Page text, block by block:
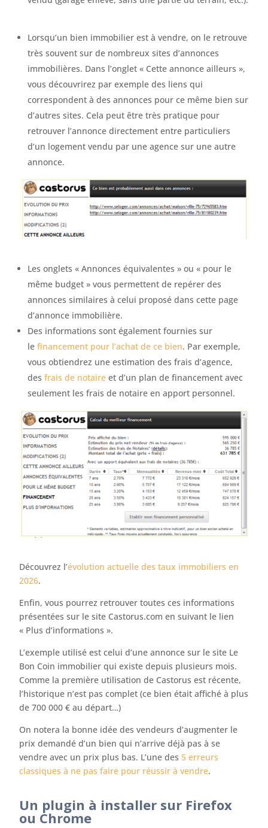
Lorsqu’un bien immobilier est à vendre, on le retrouve
très souvent sur de nombreux sites d’annonces
immobilières. Dans l’onglet « Cette annonce ailleurs »,
vous découvrirez par exemple des liens qui
correspondent à des annonces pour ce même bien sur
d’autres sites. Cela peut être très pratique pour
retrouver l’annonce directement entre particuliers
d’un logement vendu par une agence sur une autre
annonce.
Les onglets « Annonces équivalentes » ou « pour le
même budget » vous permettent de repérer des
annonces similaires à celui proposé dans cette page
d’annonce immobilière.
Des informations sont également fournies sur
lefinancement pour l’achat de ce bien. Par exemple,
vous obtiendrez une estimation des frais d’agence,
desfrais de notaire et d’un plan de financement avec
seulement les frais de notaire en apport personnel.
Découvrez l’évolution actuelle des taux immobiliers en
2026.
Enfin, vous pourrez retrouver toutes ces informations
présentées sur le site Castorus.com en suivant le lien
« Plus d’informations ».
L’exemple utilisé est celui d’une annonce sur le site Le
Bon Coin immobilier qui existe depuis plusieurs mois.
Comme la première utilisation de Castorus est récente,
l’historique n’est pas complet (ce bien était affiché à plus
de 700 000 € au départ…)
On notera la bonne idée des vendeurs d’augmenter le
prix demandé d’un bien qui n’arrive déjà pas à se
vendre avec un prix plus bas. L’une des 5 erreurs
classiques à ne pas faire pour réussir à vendre.
Un plugin à installer sur Firefox
ou Chrome